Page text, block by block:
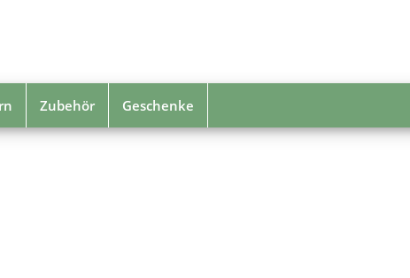
Zubehör Geschenke